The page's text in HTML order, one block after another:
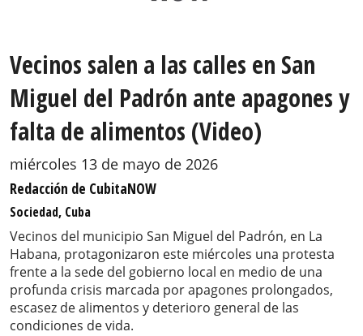
Vecinos salen a las calles en San
Miguel del Padrón ante apagones y
falta de alimentos (Video)
miércoles 13 de mayo de 2026
Redacción de CubitaNOW
Sociedad, Cuba
Vecinos del municipio San Miguel del Padrón, en La
Habana, protagonizaron este miércoles una protesta
frente a la sede del gobierno local en medio de una
profunda crisis marcada por apagones prolongados,
escasez de alimentos y deterioro general de las
condiciones de vida.